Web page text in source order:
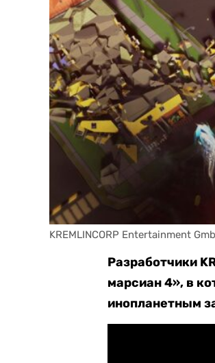
KREMLINCORP Entertainment
Разработчики
марсиан 4», в
инопланетным